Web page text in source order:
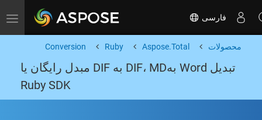
Toggle navigation فارسی
محصولات Aspose.Total
Ruby
Conversion
تبدیل Word بهDIF، MD به DIF مبدل رایگان یا
Ruby SDK